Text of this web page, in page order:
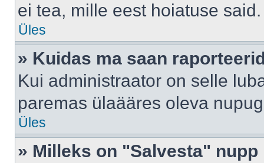
ei tea, mille eest hoiatuse said.
Üles
» Kuidas ma saan
Kui administraator on selle
paremas ülaääres oleva
Üles
» Milleks on "Salvesta"